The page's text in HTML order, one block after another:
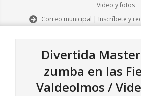
Video y fotos
Correo municipal | Inscríbete y
Divertida
zumba en las
Valdeolmos /